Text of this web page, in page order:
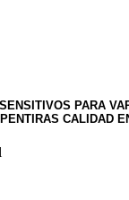
PARA
CALIDAD